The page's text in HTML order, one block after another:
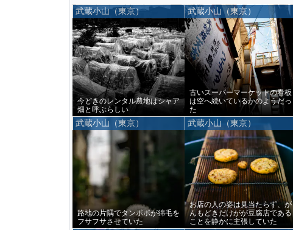
武蔵小山（東京）
今どきのレンタル農地はシャア
畑と呼ぶらしい
武蔵小山（東京）
古いスーパーマーケットの看板
は空へ続いているかのようだっ
た
武蔵小山（東京）
路地の片隅でタンポポが綿毛を
フサフサさせていた
武蔵小山（東京）
お店の人の姿は見当たらず、が
んもどきだけがが豆腐店である
ことを静かに主張していた